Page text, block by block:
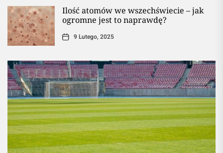
Ilość atomów we wszechświecie – jak
ogromne jest to naprawdę?
9 Lutego, 2025